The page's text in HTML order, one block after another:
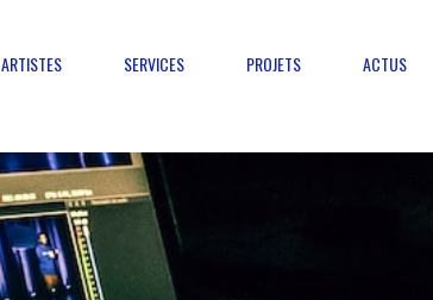
ARTISTES SERVICES PROJETS ACTUS